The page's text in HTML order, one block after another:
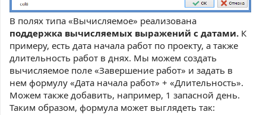
В полях типа «Вычисляемое» реализована
поддержка вычисляемых выражений с датами. К
примеру, есть дата начала работ по проекту, а также
длительность работ в днях. Мы можем создать
вычисляемое поле «Завершение работ» и задать в
нем формулу «Дата начала работ» + «Длительность».
Можем также добавить, например, 1 запасной день.
Таким образом, формула может выглядеть так: